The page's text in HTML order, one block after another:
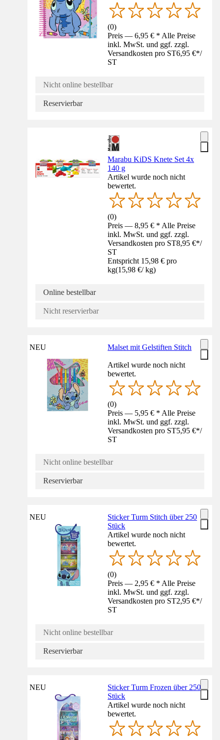
(0)
Preis — 6,95 € * Alle Preise
inkl. MwSt. und ggf. zzgl.
Versandkosten pro ST6,95 €*/
ST
Nicht online bestellbar
Reservierbar
Marabu KiDS Knete Set 4x
140 g
Artikel wurde noch nicht
bewertet.
(0)
Preis — 8,95 € * Alle Preise
inkl. MwSt. und ggf. zzgl.
Versandkosten pro ST8,95 €*/
ST
Entspricht 15,98 € pro
kg(15,98 €/ kg)
Online bestellbar
Nicht reservierbar
NEU Malset mit Gelstiften Stitch
Artikel wurde noch nicht
bewertet.
(0)
Preis — 5,95 € * Alle Preise
inkl. MwSt. und ggf. zzgl.
Versandkosten pro ST5,95 €*/
ST
Nicht online bestellbar
Reservierbar
NEU
Sticker Turm Stitch über 250
Stück
Artikel wurde noch nicht
bewertet.
(0)
Preis — 2,95 € * Alle Preise
inkl. MwSt. und ggf. zzgl.
Versandkosten pro ST2,95 €*/
ST
Nicht online bestellbar
Reservierbar
NEU
Sticker Turm Frozen über 250
Stück
Artikel wurde noch nicht
bewertet.